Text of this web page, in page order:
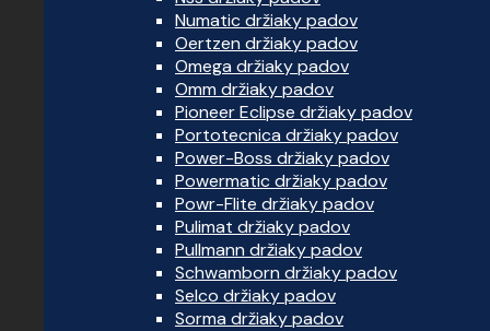
Numatic držiaky padov
Oertzen držiaky padov
Omega držiaky padov
Omm držiaky padov
Pioneer Eclipse držiaky padov
Portotecnica držiaky padov
Power-Boss držiaky padov
Powermatic držiaky padov
Powr-Flite držiaky padov
Pulimat držiaky padov
Pullmann držiaky padov
Schwamborn držiaky padov
Selco držiaky padov
Sorma držiaky padov